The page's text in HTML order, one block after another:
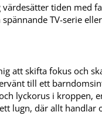
tiden med
TV-serie
att skifta fokus och
till ett
lyckorus i kroppen,
lugn, där allt handlar